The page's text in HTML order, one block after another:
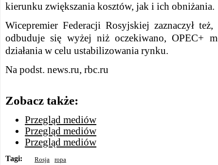
kierunku zwiększania kosztów, jak i ich obniżania.
Wicepremier Federacji Rosyjskiej zaznaczył
odbuduje się wyżej niż oczekiwano, OPEC+
działania w celu ustabilizowania rynku.
Na podst. news.ru, rbc.ru
Zobacz także:
Przegląd mediów
Przegląd mediów
Przegląd mediów
Tagi: Rosja ropa